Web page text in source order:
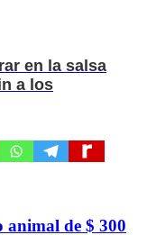
en la salsa
a los
de $ 300